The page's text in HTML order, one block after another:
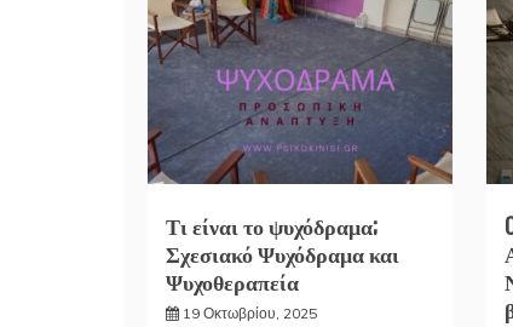
Τι είναι το ψυχόδραμα;
Σχεσιακό Ψυχόδραμα και
Ψυχοθεραπεία
19 Οκτωβρίου, 2025